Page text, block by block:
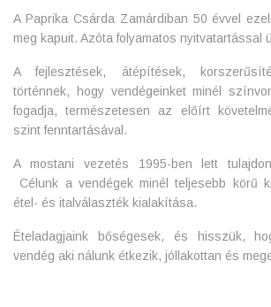
A Paprika Csárda Zamárdiban 50 évvel
meg kapuit. Azóta folyamatos nyitvatartással
A fejlesztések, átépítések,
történnek, hogy vendégeinket minél
fogadja, természetesen az előírt
szint fenntartásával.
A mostani vezetés 1995-ben lett
Célunk a vendégek minél teljesebb körű
étel- és italválaszték kialakítása.
Ételadagjaink bőségesek, és hisszük,
vendég aki nálunk étkezik, jóllakottan és